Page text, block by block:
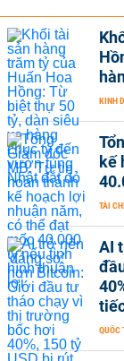
KINH
kế
TÀI
AI
QUỐC